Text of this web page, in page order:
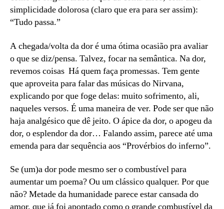
simplicidade dolorosa (claro que era para ser assim):
“Tudo passa.”
A chegada/volta da dor é uma ótima ocasião pra avaliar
o que se diz/pensa. Talvez, focar na semântica. Na dor,
revemos coisas Há quem faça promessas. Tem gente
que aproveita para falar das músicas do Nirvana,
explicando por que foge delas: muito sofrimento, ali,
naqueles versos. É uma maneira de ver. Pode ser que não
haja analgésico que dê jeito. O ápice da dor, o apogeu da
dor, o esplendor da dor… Falando assim, parece até uma
emenda para dar sequência aos “Provérbios do inferno”.
Se (um)a dor pode mesmo ser o combustível para
aumentar um poema? Ou um clássico qualquer. Por que
não? Metade da humanidade parece estar cansada do